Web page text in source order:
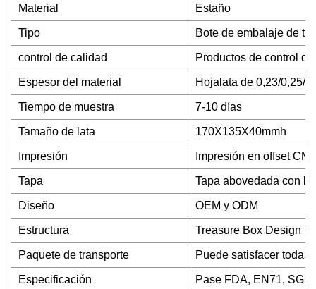
Material Estaño
Tipo Bote de embalaje de
control de calidad Productos de control
Espesor del material Hojalata de 0,23/0,25/
Tiempo de muestra 7-10 días
Tamaño de lata 170X135X40mmh
Impresión Impresión en offset
Tapa Tapa abovedada con
Diseño OEM y ODM
Estructura Treasure Box Design
Paquete de transporte Puede satisfacer todas
Especificación Pase FDA, EN71,